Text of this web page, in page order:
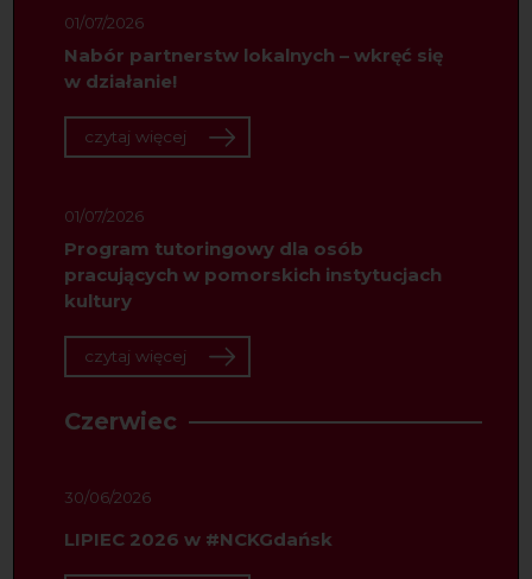
01/07/2026
Nabór partnerstw lokalnych – wkręć się
w działanie!
czytaj więcej
01/07/2026
Program tutoringowy dla osób
pracujących w pomorskich instytucjach
kultury
czytaj więcej
Czerwiec
30/06/2026
LIPIEC 2026 w #NCKGdańsk